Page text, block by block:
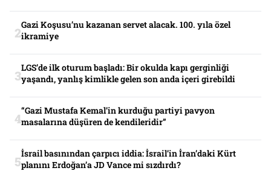
Gazi Koşusu’nu kazanan servet alacak. 100. yıla özel
ikramiye
LGS’de ilk oturum başladı: Bir okulda kapı gerginliği
yaşandı, yanlış kimlikle gelen son anda içeri girebildi
“Gazi Mustafa Kemal’in kurduğu partiyi pavyon
masalarına düşüren de kendileridir”
İsrail basınından çarpıcı iddia: İsrail’in İran’daki Kürt
planını Erdoğan’a JD Vance mi sızdırdı?